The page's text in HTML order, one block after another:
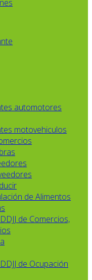
automotores
motovehiculos
de Alimentos
de Comercios,
de Ocupación